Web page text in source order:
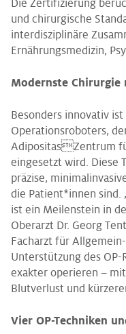
Die Zertifizierung
und chirurgische
interdisziplinäre
Ernährungsmedizin,
Modernste
Besonders innovativ ist
Operationsroboters,
AdipositasZentrum
eingesetzt wird. Diese
präzise,
die Patient*innen sind.
ist ein Meilenstein in
Oberarzt Dr. Georg
Facharzt für
Unterstützung des
exakter operieren –
Blutverlust und
Vier OP-Techniken